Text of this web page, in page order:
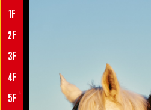
1F
2F
3F
4F
5F
♪